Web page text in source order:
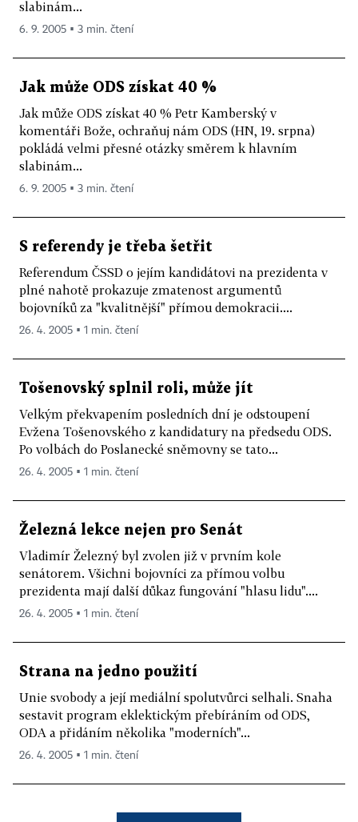
slabinám...
6. 9. 2005 ▪ 3 min. čtení
Jak může ODS získat 40 %
Jak může ODS získat 40 % Petr Kamberský v
komentáři Bože, ochraňuj nám ODS (HN, 19. srpna)
pokládá velmi přesné otázky směrem k hlavním
slabinám...
6. 9. 2005 ▪ 3 min. čtení
S referendy je třeba šetřit
Referendum ČSSD o jejím kandidátovi na prezidenta v
plné nahotě prokazuje zmatenost argumentů
bojovníků za "kvalitnější" přímou demokracii....
26. 4. 2005 ▪ 1 min. čtení
Tošenovský splnil roli, může jít
Velkým překvapením posledních dní je odstoupení
Evžena Tošenovského z kandidatury na předsedu ODS.
Po volbách do Poslanecké sněmovny se tato...
26. 4. 2005 ▪ 1 min. čtení
Železná lekce nejen pro Senát
Vladimír Železný byl zvolen již v prvním kole
senátorem. Všichni bojovníci za přímou volbu
prezidenta mají další důkaz fungování "hlasu lidu"....
26. 4. 2005 ▪ 1 min. čtení
Strana na jedno použití
Unie svobody a její mediální spolutvůrci selhali. Snaha
sestavit program eklektickým přebíráním od ODS,
ODA a přidáním několika "moderních"...
26. 4. 2005 ▪ 1 min. čtení